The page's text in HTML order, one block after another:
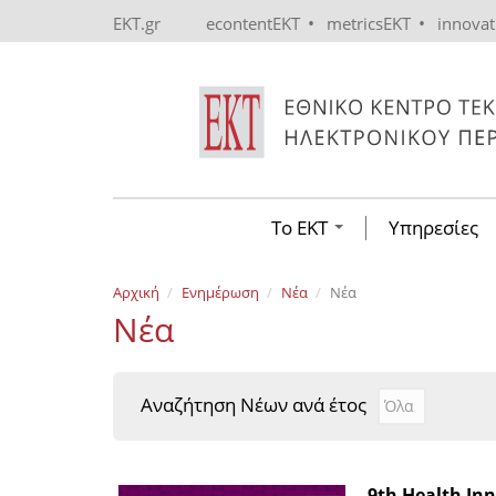
EKT.gr econtentEKT • metricsEKT •
Το ΕΚΤ Υπηρεσίες
Αρχική Ενημέρωση Νέα Νέα
Νέα
Αναζήτηση Νέων ανά έτος Αναζήτηση
Year